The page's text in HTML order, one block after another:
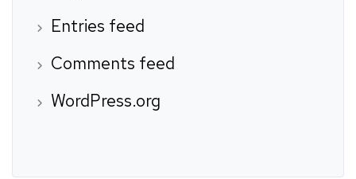
Entries feed
Comments feed
WordPress.org